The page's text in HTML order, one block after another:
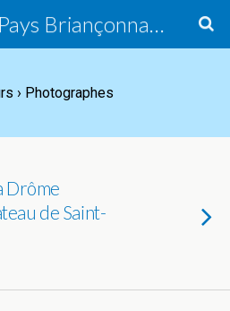
LPO PACA Pays Briançonnais, groupe local
› Photographes
Drôme
de Saint-